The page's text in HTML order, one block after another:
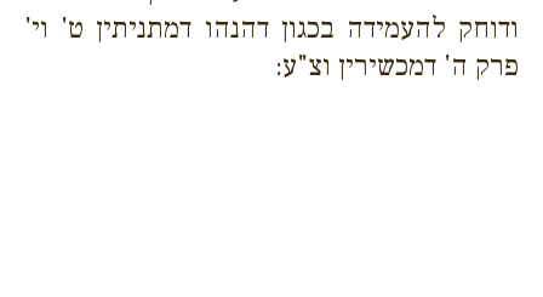
ודוחק להעמידה בכגון דהנהו דמתניתין ט' וי'
פרק ה' דמכשירין וצ"ע: